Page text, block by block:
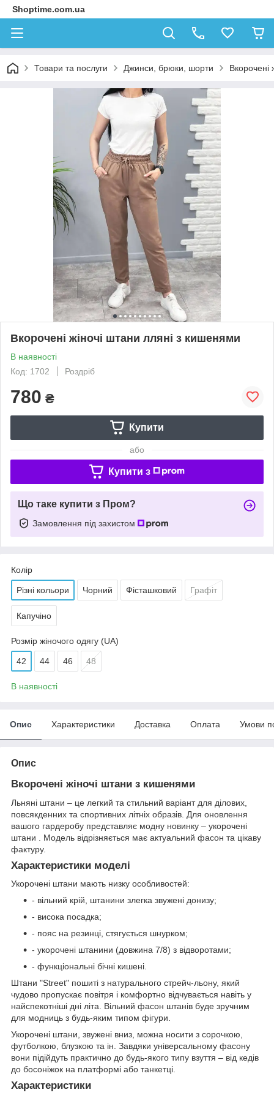
Shoptime.com.ua
Товари та послуги Джинси, брюки, шорти Вкорочені
Вкорочені жіночі штани лляні з кишенями
В наявності
Код: 1702
Роздріб
780 ₴
Купити
або
Купити з
Що таке купити з Пром?
Замовлення під захистом
Колір
Різні кольори Чорний Фісташковий Графіт
Капучіно
Розмір жіночого одягу (UA)
42 44 46 48
В наявності
Опис Характеристики Доставка Оплата Умови
Опис
Вкорочені жіночі штани з кишенями
Льняні штани – це легкий та стильний варіант для ділових,
повсякденних та спортивних літніх образів. Для оновлення
вашого гардеробу представляє модну новинку – укорочені
штани . Модель відрізняється має актуальний фасон та цікаву
фактуру.
Характеристики моделі
Укорочені штани мають низку особливостей:
- вільний крій, штанини злегка звужені донизу;
- висока посадка;
- пояс на резинці, стягується шнурком;
- укорочені штанини (довжина 7/8) з відворотами;
- функціональні бічні кишені.
Штани "Street" пошиті з натурального стрейч-льону, який
чудово пропускає повітря і комфортно відчувається навіть у
найспекотніші дні літа. Вільний фасон штанів буде зручним
для модниць з будь-яким типом фігури.
Укорочені штани, звужені вниз, можна носити з сорочкою,
футболкою, блузкою та ін. Завдяки універсальному фасону
вони підійдуть практично до будь-якого типу взуття – від кедів
до босоніжок на платформі або танкетці.
Характеристики